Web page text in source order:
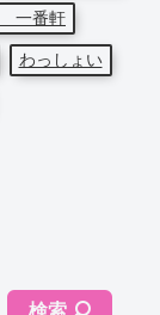
一番軒
わっしょい